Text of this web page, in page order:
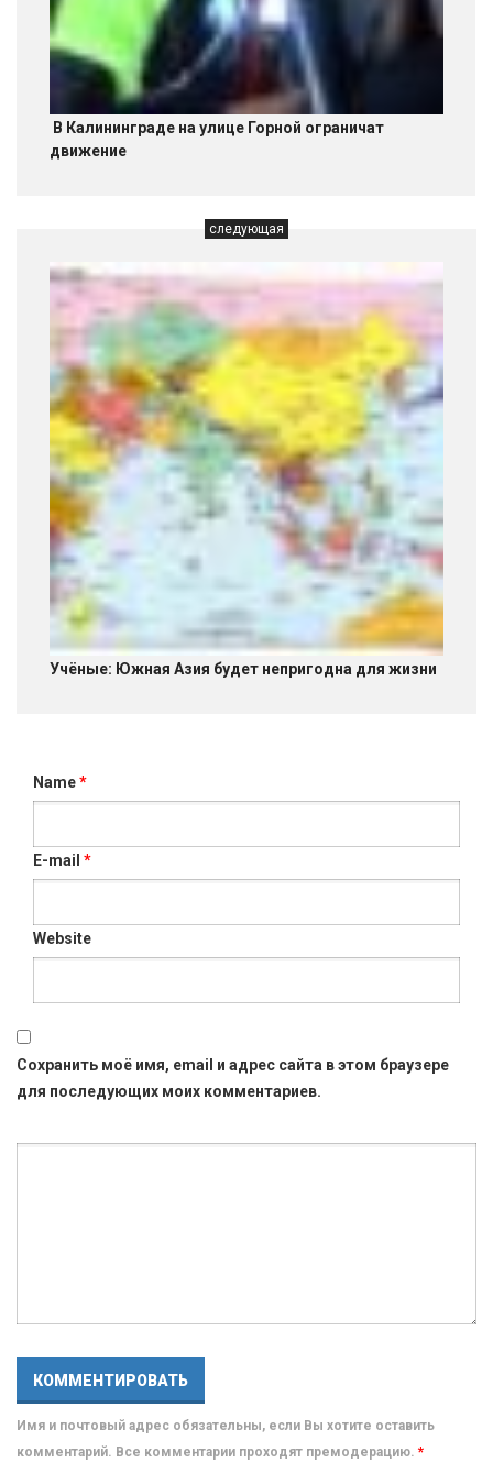
В Калининграде на улице Горной ограничат
движение
следующая
Учёные: Южная Азия будет непригодна для жизни
Name*
E-mail *
Website
Сохранить моё имя, email и адрес сайта в этом браузере
для последующих моих комментариев.
Имя и почтовый адрес обязательны, если Вы хотите оставить
комментарий. Все комментарии проходят премодерацию. *